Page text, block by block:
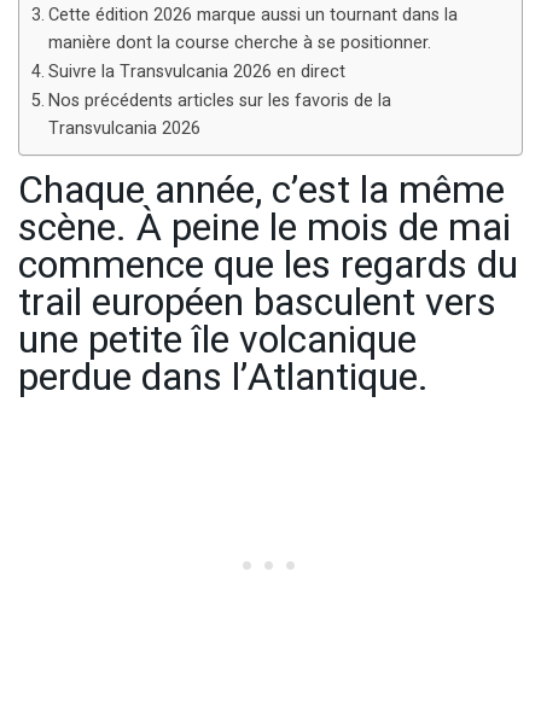
Cette édition 2026 marque aussi un tournant dans la
manière dont la course cherche à se positionner.
Suivre la Transvulcania 2026 en direct
Nos précédents articles sur les favoris de la
Transvulcania 2026
Chaque année, c’est la même
scène. À peine le mois de mai
commence que les regards du
trail européen basculent vers
une petite île volcanique
perdue dans l’Atlantique.